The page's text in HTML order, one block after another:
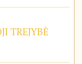
TREJYBĖ